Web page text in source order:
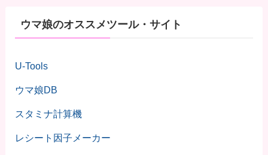
ウマ娘のオススメツール・サイト
U-Tools
ウマ娘DB
スタミナ計算機
レシート因子メーカー